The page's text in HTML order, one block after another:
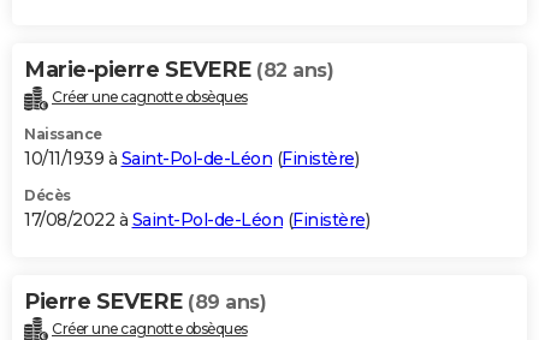
Marie-pierre SEVERE (82 ans)
Créer une cagnotte obsèques
Naissance
10/11/1939 à Saint-Pol-de-Léon (Finistère)
Décès
17/08/2022 à Saint-Pol-de-Léon (Finistère)
Pierre SEVERE (89 ans)
Créer une cagnotte obsèques